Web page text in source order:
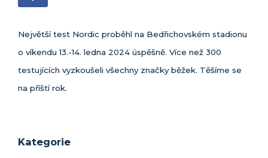
Největší test Nordic proběhl na Bedřichovském stadionu
o víkendu 13.-14. ledna 2024 úspěšně. Více než 300
testujících vyzkoušeli všechny značky běžek. Těšíme se
na příští rok.
Kategorie